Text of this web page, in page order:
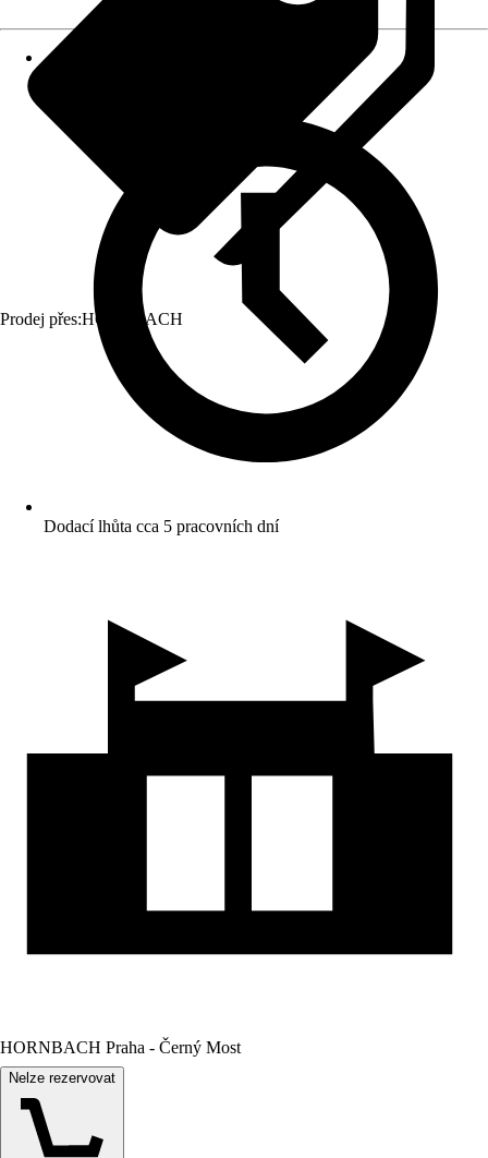
Prodej přes:HORNBACH
Dodací lhůta cca 5 pracovních dní
HORNBACH Praha - Černý Most
Nelze rezervovat